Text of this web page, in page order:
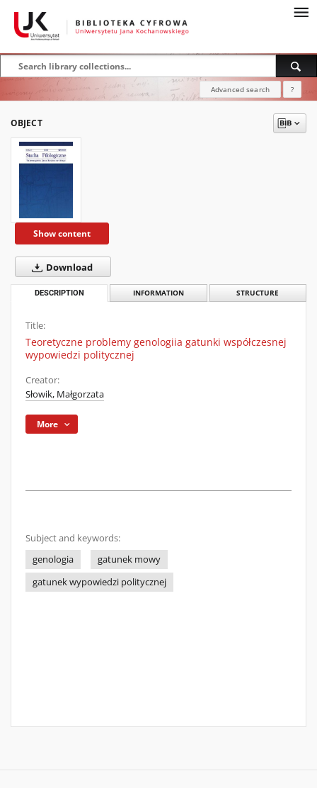
Advanced search ?
OBJECT
Show content
Download
DESCRIPTION INFORMATION STRUCTURE
Title:
Teoretyczne problemy genologiia gatunki współczesnej
wypowiedzi politycznej
Creator:
Słowik, Małgorzata
More
Subject and keywords:
genologia
gatunek mowy
gatunek wypowiedzi politycznej